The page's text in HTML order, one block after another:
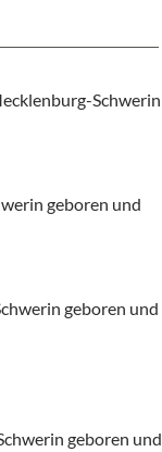
Schwerin
geboren und
geboren und
geboren und